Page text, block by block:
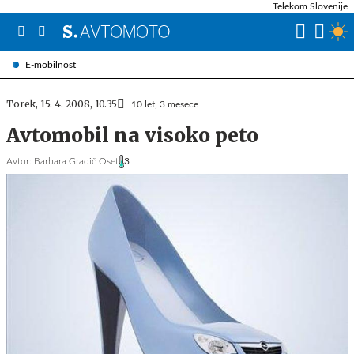
E-mobilnost
Telekom Slovenije
Torek, 15. 4. 2008, 10.35 10 let, 3 mesece
Avtomobil na visoko peto
Avtor: Barbara Gradič Oset 3